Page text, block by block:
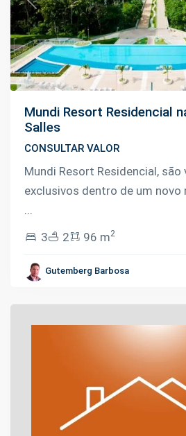
Previous
Mundi Resort Residencial
Salles
CONSULTAR VALOR
Mundi Resort Residencial,
exclusivos dentro de um novo
...
3
2 96 m2
Gutemberg Barbosa